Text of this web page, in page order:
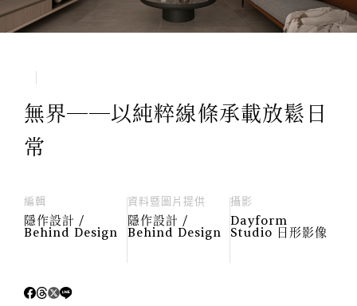
無界──以純粹線條承載放鬆日
常
編輯
隱作設計 /
Behind Design
資料暨圖片提供
隱作設計 /
Behind Design
攝影
Dayform
Studio 日形影像